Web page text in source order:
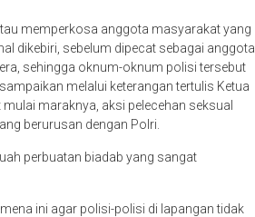
memperkosa anggota masyarakat yang
dikebiri, sebelum dipecat sebagai anggota
sehingga oknum-oknum polisi tersebut
melalui keterangan tertulis Ketua
maraknya, aksi pelecehan seksual
berurusan dengan Polri.
perbuatan biadab yang sangat
ini agar polisi-polisi di lapangan tidak